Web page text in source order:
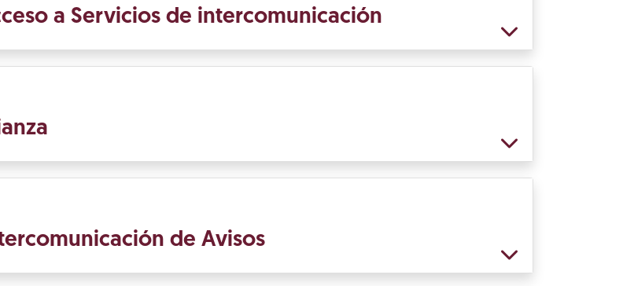
a Servicios de intercomunicación
de Avisos